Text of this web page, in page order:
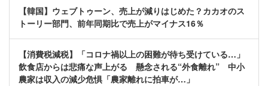
【韓国】ウェブトゥーン、売上が減りはじめた？カカオのス
トーリー部門、前年同期比で売上がマイナス16％
【消費税減税】「コロナ禍以上の困難が待ち受けている…」
飲食店からは悲痛な声上がる 懸念される“外食離れ” 中小
農家は収入の減少危惧「農家離れに拍車が…」